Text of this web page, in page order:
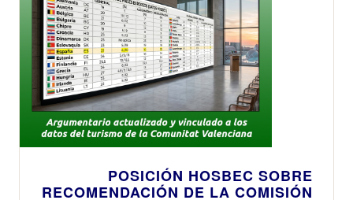
POSICIÓN HOSBEC SOBRE
RECOMENDACIÓN DE LA COMISIÓN